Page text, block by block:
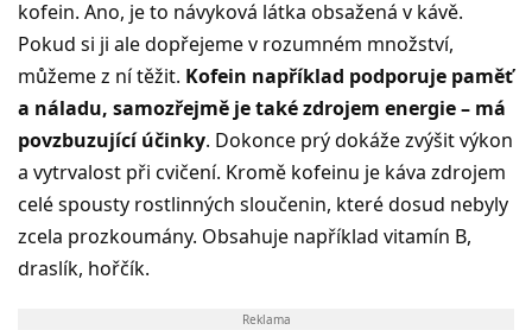
kofein. Ano, je to návyková látka obsažená v kávě.
Pokud si ji ale dopřejeme v rozumném množství,
můžeme z ní těžit. Kofein například podporuje paměť
a náladu, samozřejmě je také zdrojem energie – má
povzbuzující účinky. Dokonce prý dokáže zvýšit výkon
a vytrvalost při cvičení. Kromě kofeinu je káva zdrojem
celé spousty rostlinných sloučenin, které dosud nebyly
zcela prozkoumány. Obsahuje například vitamín B,
draslík, hořčík.
Reklama